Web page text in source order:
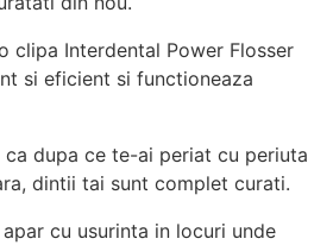
clipa Interdental Power Flosser
si eficient si functioneaza
dupa ce te-ai periat cu periuta
dintii tai sunt complet curati.
cu usurinta in locuri unde